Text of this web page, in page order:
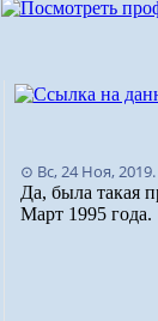
⊙ Вс, 24 Ноя, 2019.
Да, была такая
Март 1995 года.